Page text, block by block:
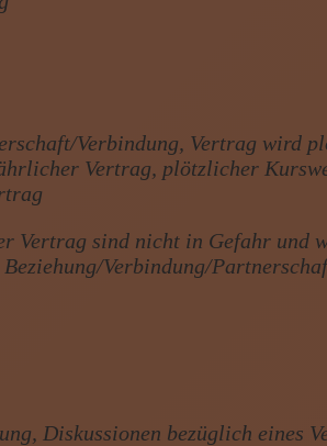
Verbindung, Vertrag wird
Vertrag, plötzlicher
Vertrag sind nicht in Gefahr und
Verbindung/
Diskussionen bezüglich eines